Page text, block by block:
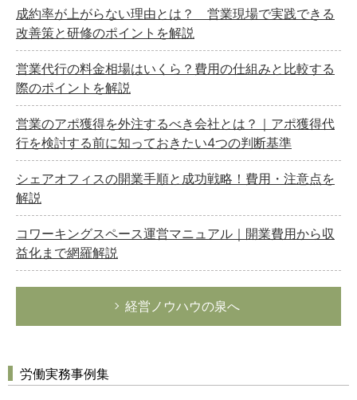
成約率が上がらない理由とは？ 営業現場で実践できる
改善策と研修のポイントを解説
営業代行の料金相場はいくら？費用の仕組みと比較する
際のポイントを解説
営業のアポ獲得を外注するべき会社とは？｜アポ獲得代
行を検討する前に知っておきたい4つの判断基準
シェアオフィスの開業手順と成功戦略！費用・注意点を
解説
コワーキングスペース運営マニュアル｜開業費用から収
益化まで網羅解説
経営ノウハウの泉へ
労働実務事例集